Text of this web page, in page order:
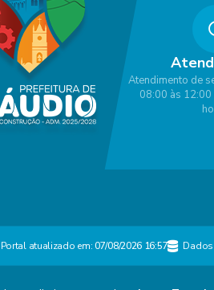
Atendimento de
08:00 às
Portal atualizado em:07/08/2026 16:57